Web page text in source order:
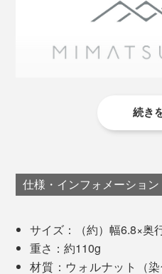
まるで、デスクに、自分だ
地よさを感じられるから、
この地域は、昔から木工が
音が出ます
続き
仕様・インフォメーション
サイズ：（約）幅6.8×奥
重さ：約110g
材質：ウォルナット（